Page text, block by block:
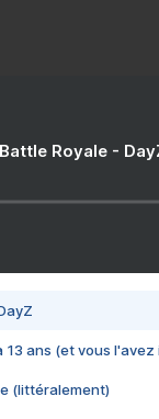
Royale -
13 ans (et vous l'avez
(littéralement)